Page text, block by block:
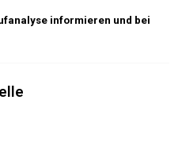
informieren und bei